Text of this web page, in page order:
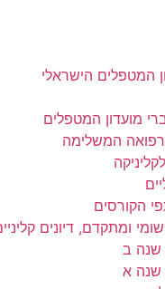
המטפלים הישראלי
מועדון המטפלים
המשלימה
הקורסים
ומתקדם, דיונים
שנה ב
שנה א